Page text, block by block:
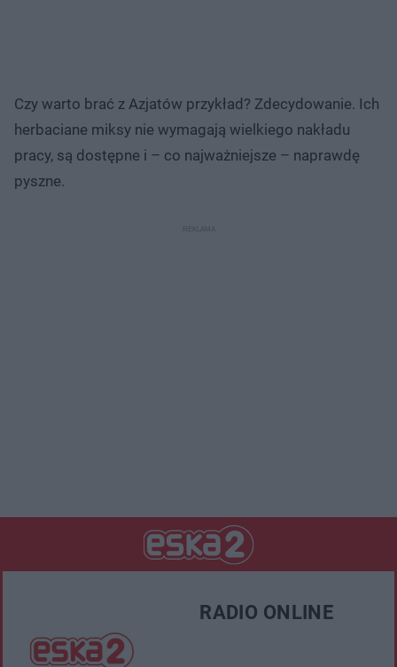
Czy warto brać z Azjatów przykład? Zdecydowanie. Ich
herbaciane miksy nie wymagają wielkiego nakładu
pracy, są dostępne i – co najważniejsze – naprawdę
pyszne.
RADIO ONLINE